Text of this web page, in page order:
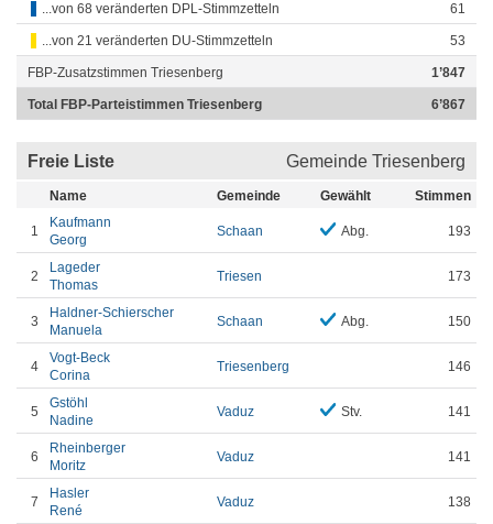
...von 68 veränderten DPL-Stimmzetteln 61
...von 21 veränderten DU-Stimmzetteln 53
FBP-Zusatzstimmen Triesenberg 1’847
Total FBP-Parteistimmen Triesenberg 6’867
Freie Liste Gemeinde Triesenberg
Name Gemeinde Gewählt Stimmen
1
Kaufmann
Georg
Schaan Abg. 193
2
Lageder
Thomas
Triesen 173
3
Haldner-Schierscher
Manuela
Schaan Abg. 150
4
Vogt-Beck
Corina
Triesenberg 146
5
Gstöhl
Nadine
Vaduz Stv. 141
6
Rheinberger
Moritz
Vaduz 141
7
Hasler
René
Vaduz 138